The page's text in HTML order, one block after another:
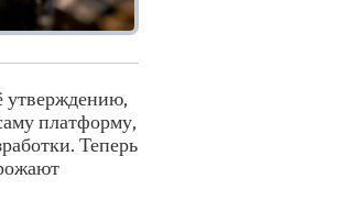
утверждению,
платформу,
Теперь